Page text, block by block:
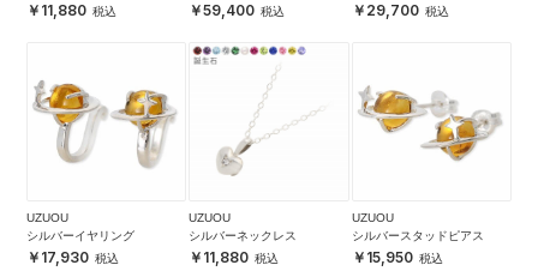
クレット
11,880 59,400 29,700
UZUOU
シルバーイヤリング
17,930
UZUOU
シルバーネックレス
11,880
UZUOU
シルバースタッドピアス
15,950